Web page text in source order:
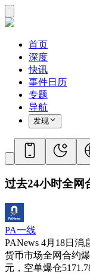
首页
深度
快讯
事件日历
专题
导航
发现
过去24小时全网
PA一线
PANews 4月18日消
货币市场全网合约
元，空单爆仓